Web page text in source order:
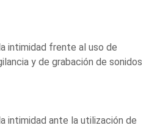
intimidad frente al uso de
y de grabación de sonidos
intimidad ante la utilización de